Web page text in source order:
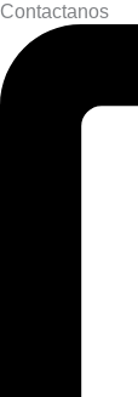
Contactanos